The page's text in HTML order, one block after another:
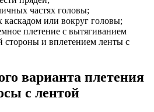
частях головы;
каскадом или вокруг головы;
плетение с вытягиванием
стороны и вплетением ленты с
варианта плетения
с лентой